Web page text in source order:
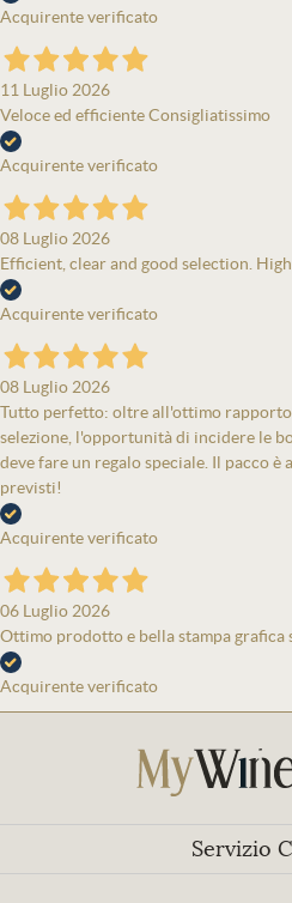
Acquirente verificato
11 Luglio 2026
Veloce ed efficiente Consigliatissimo
Acquirente verificato
08 Luglio 2026
Efficient, clear and good selection.
Acquirente verificato
08 Luglio 2026
Tutto perfetto: oltre all'ottimo rapporto
selezione, l'opportunità di incidere le
deve fare un regalo speciale. Il pacco
previsti!
Acquirente verificato
06 Luglio 2026
Ottimo prodotto e bella stampa grafica
Acquirente verificato
Servizio